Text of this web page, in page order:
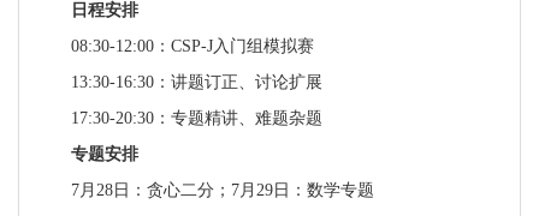
日程安排
08:30-12:00：CSP-J入门组模拟赛
13:30-16:30：讲题订正、讨论扩展
17:30-20:30：专题精讲、难题杂题
专题安排
7月28日：贪心二分；7月29日：数学专题